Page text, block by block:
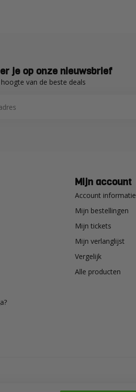
je op onze nieuwsbrief
van de beste deals
Mijn account
Account informatie
Mijn bestellingen
Mijn tickets
Mijn verlanglijst
Vergelijk
Alle producten